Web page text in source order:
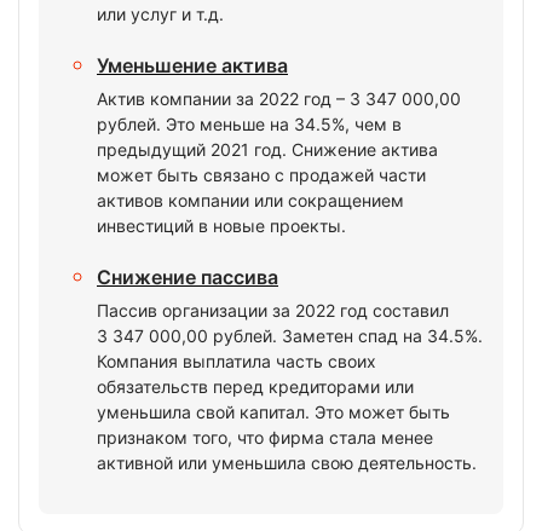
или услуг и т.д.
Уменьшение актива
Актив компании за 2022 год – 3 347 000,00
рублей. Это меньше на 34.5%, чем в
предыдущий 2021 год. Снижение актива
может быть связано с продажей части
активов компании или сокращением
инвестиций в новые проекты.
Снижение пассива
Пассив организации за 2022 год составил
3 347 000,00 рублей. Заметен спад на 34.5%.
Компания выплатила часть своих
обязательств перед кредиторами или
уменьшила свой капитал. Это может быть
признаком того, что фирма стала менее
активной или уменьшила свою деятельность.